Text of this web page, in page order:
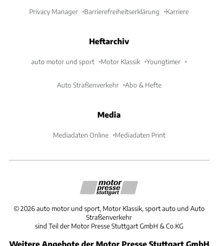
Privacy Manager Barrierefreiheitserklärung Karriere
Heftarchiv
auto motor und sport Motor Klassik Youngtimer
Auto Straßenverkehr Abo & Hefte
Media
Mediadaten Online Mediadaten Print
©2026 auto motor und sport, Motor Klassik, sport auto und Auto
Straßenverkehr
sind Teil der Motor Presse Stuttgart GmbH & Co.KG
Weitere Angebote der Motor Presse Stuttgart GmbH